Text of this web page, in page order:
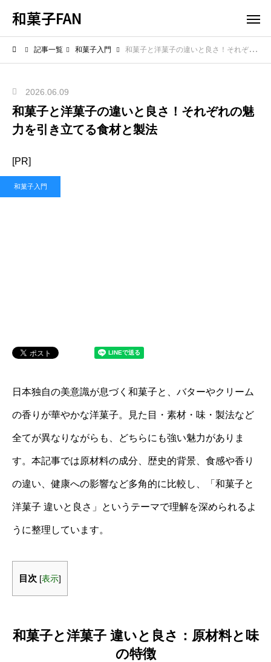
和菓子FAN
記事一覧 和菓子入門 和菓子と洋菓子の違いと良さ！それぞれの魅力を引き立てる食材と製法
2026.06.09
和菓子と洋菓子の違いと良さ！それぞれの魅
力を引き立てる食材と製法
[PR]
和菓子入門
日本独自の美意識が息づく和菓子と、バターやクリーム
の香りが華やかな洋菓子。見た目・素材・味・製法など
全てが異なりながらも、どちらにも強い魅力がありま
す。本記事では原材料の成分、歴史的背景、食感や香り
の違い、健康への影響など多角的に比較し、「和菓子と
洋菓子 違いと良さ」というテーマで理解を深められるよ
うに整理しています。
目次 [表示]
和菓子と洋菓子 違いと良さ：原材料と味
の特徴